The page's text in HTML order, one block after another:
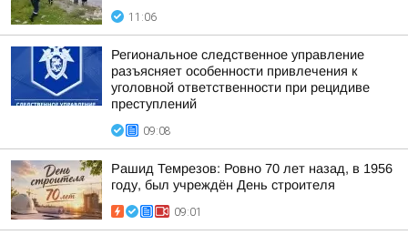
11:06
Региональное следственное управление
разъясняет особенности привлечения к
уголовной ответственности при рецидиве
преступлений
09:08
Рашид Темрезов: Ровно 70 лет назад, в 1956
году, был учреждён День строителя
09:01